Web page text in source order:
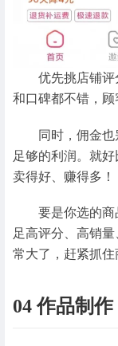
优先挑店铺
和口碑都不错，顾
同时，佣金
足够的利润。就
卖得好、赚得多！
要是你选的
足高评分、高销
常大了，赶紧抓住
04 作品制作